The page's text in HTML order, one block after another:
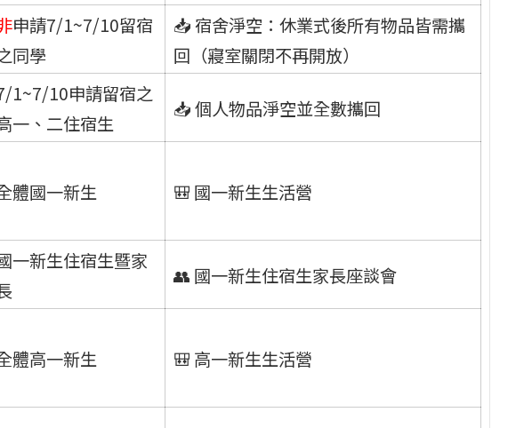
申請7/1~7/10留宿
同學
📥 宿舍淨空：休業式後所有物品皆需攜
回（寢室關閉不再開放）
1~7/10申請留宿之
一、二住宿生
📥 個人物品淨空並全數攜回
體國一新生 🎒 國一新生生活營
一新生住宿生暨家
👥 國一新生住宿生家長座談會
體高一新生 🎒 高一新生生活營